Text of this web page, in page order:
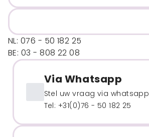
NL: 076 - 50 182 25
BE: 03 - 808 22 08
Via Whatsapp
Stel uw vraag via whatsapp
Tel: +31(0)76 - 50 182 25